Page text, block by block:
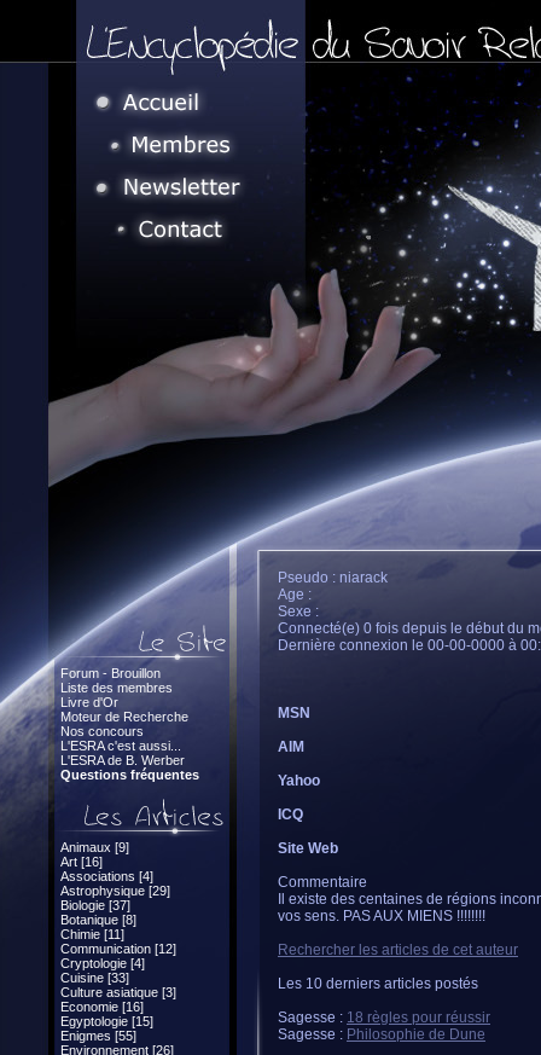
Forum - Brouillon
Liste des membres
Livre d'Or
Moteur de Recherche
Nos concours
L'ESRA c'est aussi...
L'ESRA de B. Werber
Questions fréquentes
Animaux [9]
Art [16]
Associations [4]
Astrophysique [29]
Biologie [37]
Botanique [8]
Chimie [11]
Communication [12]
Cryptologie [4]
Cuisine [33]
Culture asiatique [3]
Economie [16]
Egyptologie [15]
Enigmes [55]
Environnement [26]
Pseudo : niarack
Age :
Sexe :
Connecté(e) 0 fois depuis le début du
Dernière connexion le 00-00-0000 à
MSN
AIM
Yahoo
ICQ
Site Web
Commentaire
Il existe des centaines de régions
vos sens. PAS AUX MIENS !!!!!!!!
Rechercher les articles de cet auteur
Les 10 derniers articles postés
Sagesse : 18 règles pour réussir
Sagesse : Philosophie de Dune